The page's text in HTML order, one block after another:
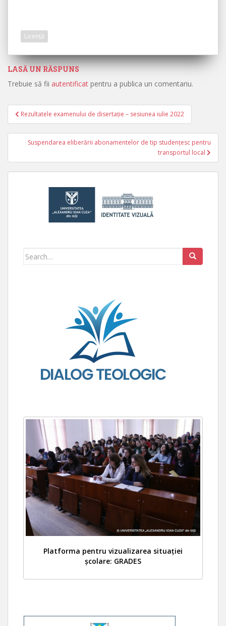
Licență
LASĂ UN RĂSPUNS
Trebuie să fii autentificat pentru a publica un comentariu.
Navigare în articole
Rezultatele examenului de disertație – sesiunea iulie 2022
Suspendarea eliberării abonamentelor de tip studențesc pentru
transportul local
Search for:
Platforma pentru vizualizarea situației
școlare: GRADES